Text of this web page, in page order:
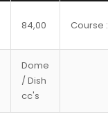
84,00 Course :
Dome
/ Dish
cc's